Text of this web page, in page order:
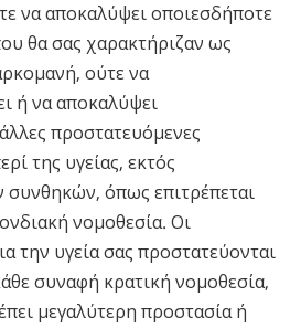
να αποκαλύψει οποιεσδήποτε
θα σας χαρακτήριζαν ως
ούτε να
ή να αποκαλύψει
προστατευόμενες
της υγείας, εκτός
συνθηκών, όπως επιτρέπεται
νομοθεσία. Οι
την υγεία σας προστατεύονται
συναφή κρατική νομοθεσία,
μεγαλύτερη προστασία ή